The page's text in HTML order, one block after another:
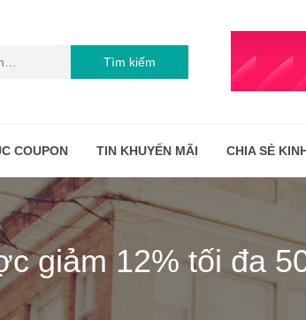
Tìm kiếm
COUPON TIN KHUYẾN MÃI CHIA SẺ
giảm 12% tối đa